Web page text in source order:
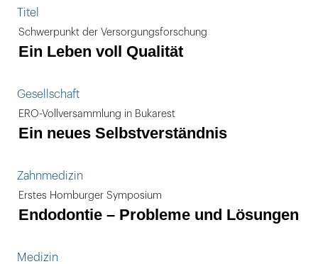
Titel
Schwerpunkt der Versorgungsforschung
Ein Leben voll Qualität
Gesellschaft
ERO-Vollversammlung in Bukarest
Ein neues Selbstverständnis
Zahnmedizin
Erstes Homburger Symposium
Endodontie – Probleme und Lösungen
Medizin